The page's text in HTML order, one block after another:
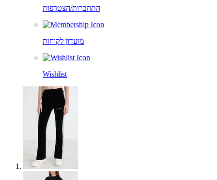
התחברות/הצטרפות
מועדון לקוחות
Wishlist